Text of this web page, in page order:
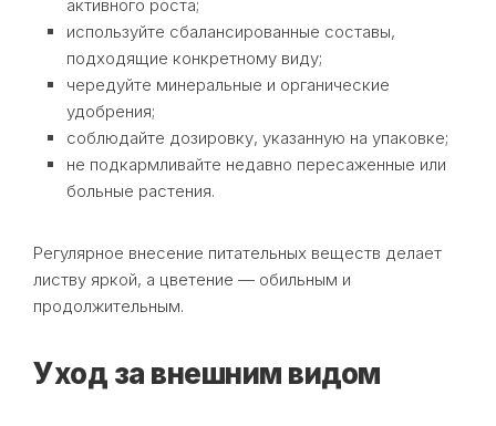
активного роста;
используйте сбалансированные составы,
подходящие конкретному виду;
чередуйте минеральные и органические
удобрения;
соблюдайте дозировку, указанную на упаковке;
не подкармливайте недавно пересаженные или
больные растения.
Регулярное внесение питательных веществ делает
листву яркой, а цветение — обильным и
продолжительным.
Уход за внешним видом